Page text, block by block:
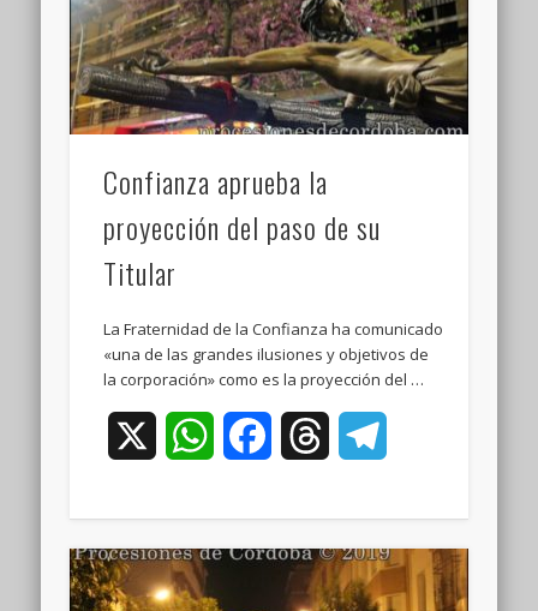
Confianza aprueba la
proyección del paso de su
Titular
La Fraternidad de la Confianza ha comunicado
«una de las grandes ilusiones y objetivos de
la corporación» como es la proyección del …
WhatsAppFacebookThreads